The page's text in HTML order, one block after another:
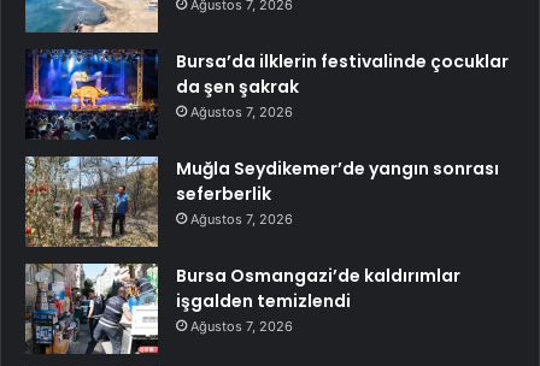
Ağustos 7, 2026
Bursa’da ilklerin festivalinde çocuklar
da şen şakrak
Ağustos 7, 2026
Muğla Seydikemer’de yangın sonrası
seferberlik
Ağustos 7, 2026
Bursa Osmangazi’de kaldırımlar
işgalden temizlendi
Ağustos 7, 2026